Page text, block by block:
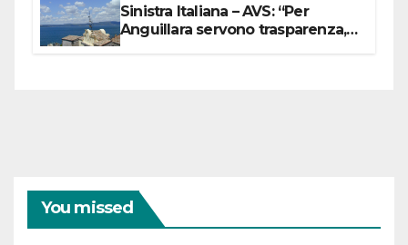
Sinistra Italiana – AVS: “Per
Anguillara servono trasparenza,
You missed